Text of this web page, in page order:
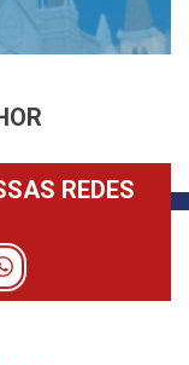
REDES